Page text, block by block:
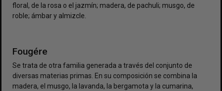
floral, de la rosa o el jazmín; madera, de pachuli; musgo, de
roble; ámbar y almizcle.
Fougére
Se trata de otra familia generada a través del conjunto de
diversas materias primas. En su composición se combina la
madera, el musgo, la lavanda, la bergamota y la cumarina,